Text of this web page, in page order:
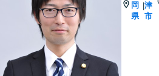
岡
県
|津
市